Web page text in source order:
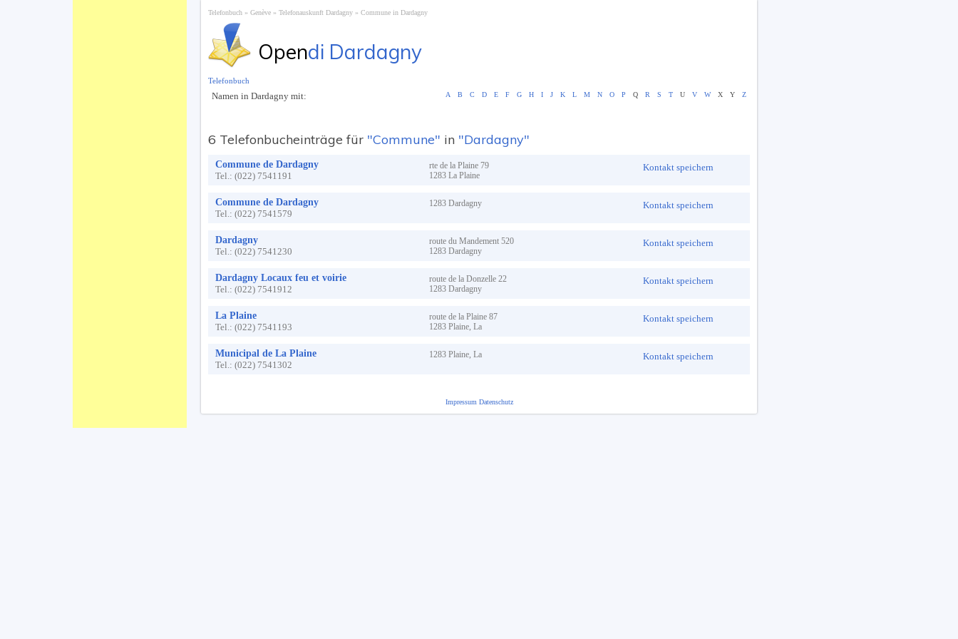
Telefonbuch Genève Telefonauskunft Dardagny Commune in Dardagny
Opendi Dardagny
Namen in Dardagny mit: A B C D E F G H I J K L M N O P Q R S T U V W X Y Z
6 Telefonbucheinträge für "Commune" in "Dardagny"
Commune de Dardagny
Tel.: (022) 7541191
rte de la Plaine 79
1283 La Plaine
Kontakt speichern
Commune de Dardagny
Tel.: (022) 7541579
1283 Dardagny Kontakt speichern
Dardagny
Tel.: (022) 7541230
route du Mandement 520
1283 Dardagny
Kontakt speichern
Dardagny Locaux feu et voirie
Tel.: (022) 7541912
route de la Donzelle 22
1283 Dardagny
Kontakt speichern
La Plaine
Tel.: (022) 7541193
route de la Plaine 87
1283 Plaine, La
Kontakt speichern
Municipal de La Plaine
Tel.: (022) 7541302
1283 Plaine, La Kontakt speichern
Telefonbuch
Impressum Datenschutz